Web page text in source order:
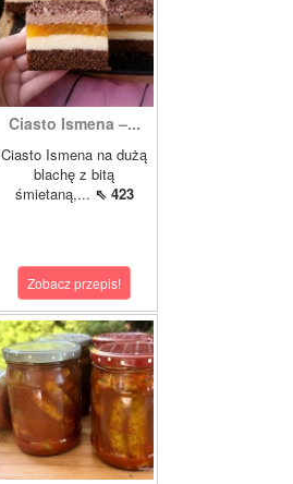
Ciasto Ismena –...
Ciasto Ismena na dużą
blachę z bitą
śmietaną,... ⇖ 423
Zobacz przepis!